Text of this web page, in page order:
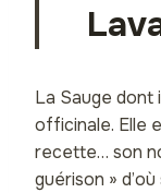
La Sauge dont
officinale. Elle
recette… son
guérison »